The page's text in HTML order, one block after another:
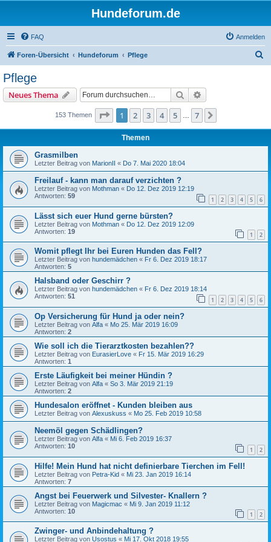
Hundeforum.de
FAQ Anmelden
Foren-Übersicht Hundeforum Pflege
Pflege
Neues Thema Suche
153 Themen Seite 1von
1 2 3 4 5 7
Themen
Grasmilben
Letzter Beitrag von MarionII « Do 7. Mai 2020 18:04
Freilauf - kann man darauf verzichten ?
Letzter Beitrag von Mothman « Do 12. Dez 2019 12:19
Antworten: 59 1 2 3 4 5 6
Lässt sich euer Hund gerne bürsten?
Letzter Beitrag von Mothman « Do 12. Dez 2019 12:09
Antworten: 19 1 2
Womit pflegt Ihr bei Euren Hunden das Fell?
Letzter Beitrag von hundemädchen « Fr 6. Dez 2019 18:17
Antworten: 5
Halsband oder Geschirr ?
Letzter Beitrag von hundemädchen « Fr 6. Dez 2019 18:14
Antworten: 51 1 2 3 4 5 6
Op Versicherung für Hund ja oder nein?
Letzter Beitrag von Alfa « Mo 25. Mär 2019 16:09
Antworten: 2
Wie soll ich die Tierarztkosten bezahlen??
Letzter Beitrag von EurasierLove « Fr 15. Mär 2019 16:29
Antworten: 1
Erste Läufigkeit bei meiner Hündin ?
Letzter Beitrag von Alfa « So 3. Mär 2019 21:19
Antworten: 2
Hundesalon eröffnet - Kunden bleiben aus
Letzter Beitrag von Alexuskuss « Mo 25. Feb 2019 10:58
Neemöl gegen Schädlingen?
Letzter Beitrag von Alfa « Mi 6. Feb 2019 16:37
Antworten: 10 1 2
Hilfe! Mein Hund hat nicht definierbare Tierchen im Fell!
Letzter Beitrag von Petra-Kid « Mi 23. Jan 2019 16:14
Antworten: 7
Angst bei Feuerwerk und Silvester- Knallern ?
Letzter Beitrag von Magicmac « Mi 9. Jan 2019 11:12
Antworten: 10 1 2
Zwinger- und Anbindehaltung ?
Letzter Beitrag von Usostus « Mi 17. Okt 2018 19:55